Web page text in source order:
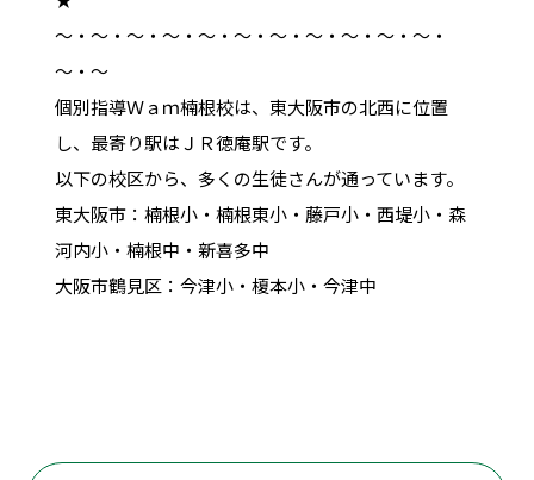
～・～・～・～・～・～・～・～・～・～・～・
～・～
個別指導Ｗａｍ楠根校は、東大阪市の北西に位置
し、最寄り駅はＪＲ徳庵駅です。
以下の校区から、多くの生徒さんが通っています。
東大阪市：楠根小・楠根東小・藤戸小・西堤小・森
河内小・楠根中・新喜多中
大阪市鶴見区：今津小・榎本小・今津中